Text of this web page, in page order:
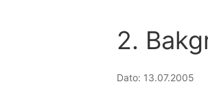
2.
Dato: 13.07.2005